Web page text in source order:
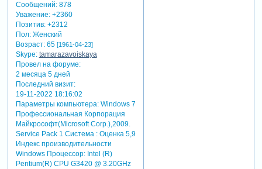
Сообщений:878
Уважение: +2360
Позитив: +2312
Пол:Женский
Возраст:65 [1961-04-23]
Skype: tamarazavoiskaya
Провел на форуме:
2 месяца 5 дней
Последний визит:
19-11-2022 18:16:02
Параметры компьютера:Windows 7
Профессиональная Корпорация
Майкрософт(Microsoft Corp.),2009.
Service Pack 1 Система : Оценка 5,9
Индекс производительности
Windows Процессор: Intel (R)
Pentium(R) CPU G3420 @ 3.20GHz